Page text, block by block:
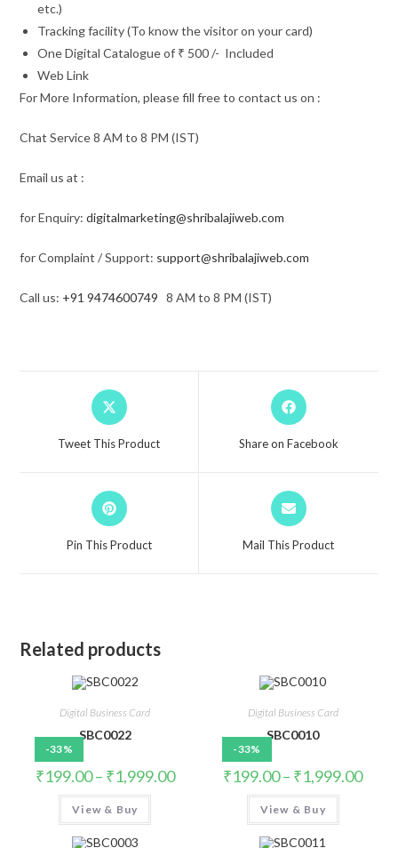
etc.)
Tracking facility (To know the visitor on your card)
One Digital Catalogue of ₹ 500 /- Included
Web Link
For More Information, please fill free to contact us on :
Chat Service 8 AM to 8 PM (IST)
Email us at :
for Enquiry:digitalmarketing@shribalajiweb.com
for Complaint / Support: support@shribalajiweb.com
Call us: +91 9474600749 8 AM to 8 PM (IST)
Tweet This Product Share on Facebook
Pin This Product Mail This Product
Related products
-33%
Digital Business Card
SBC0022
₹199.00– ₹1,999.00
View & Buy
-33%
Digital Business Card
SBC0010
₹199.00– ₹1,999.00
View & Buy